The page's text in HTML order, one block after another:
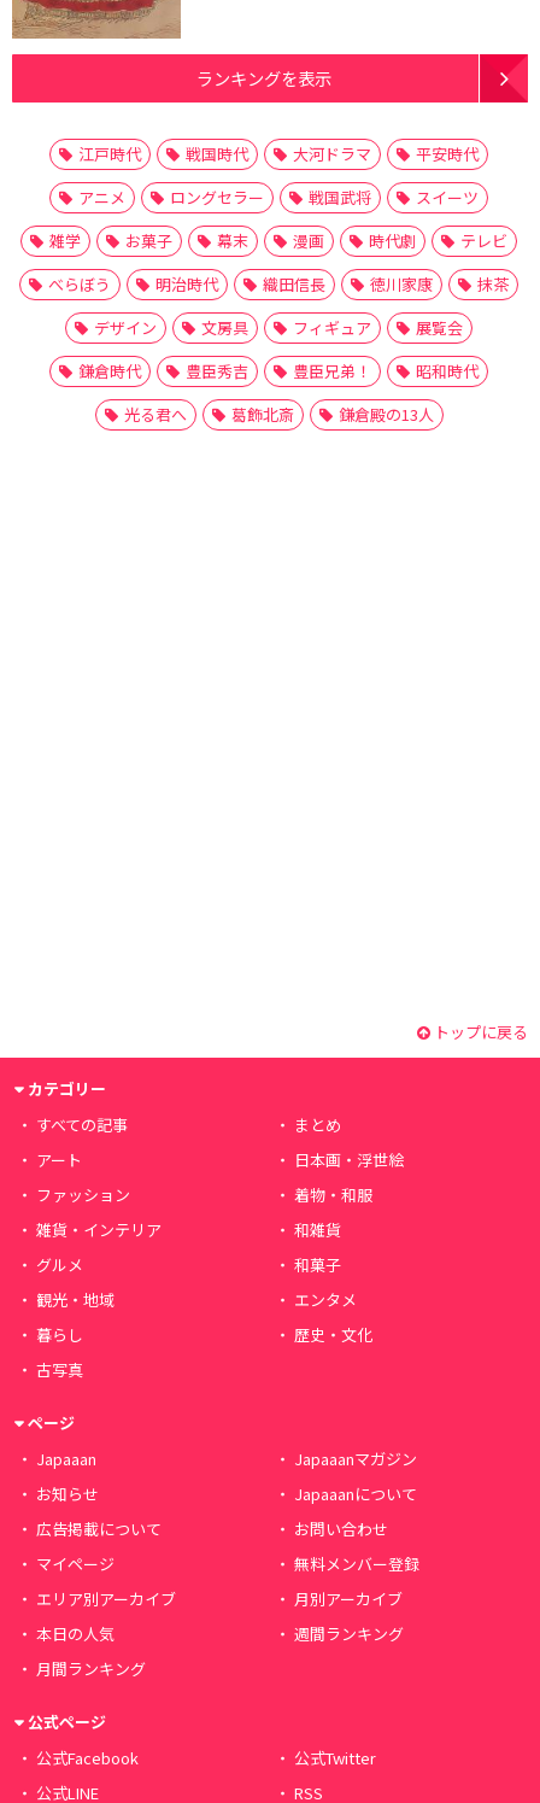
ランキングを表示
江戸時代 戦国時代 大河ドラマ
平安時代
アニメ
ロングセラー 戦国武将
スイーツ
雑学
お菓子 幕末 漫画 時代劇
テレビ
べらぼう
明治時代 織田信長 徳川家康
抹茶
デザイン
文房具 フィギュア
展覧会
鎌倉時代
豊臣秀吉 豊臣兄弟！
昭和時代
光る君へ
葛飾北斎 鎌倉殿の13人
トップに戻る
カテゴリー
すべての記事
まとめ
アート
日本画・浮世絵
ファッション
着物・和服
雑貨・インテリア
和雑貨
グルメ
和菓子
観光・地域
エンタメ
暮らし
歴史・文化
古写真
ページ
Japaaan
Japaaanマガジン
お知らせ
Japaaanについて
広告掲載について
お問い合わせ
マイページ
無料メンバー登録
エリア別アーカイブ
月別アーカイブ
本日の人気
週間ランキング
月間ランキング
公式ページ
公式Facebook
公式Twitter
公式LINE
RSS